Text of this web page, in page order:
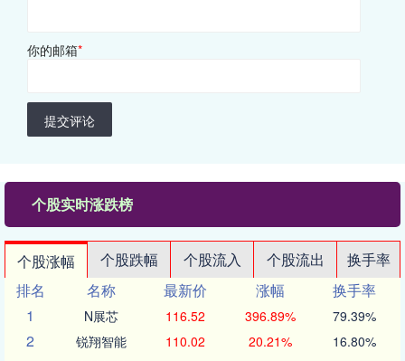
你的邮箱*
提交评论
个股实时涨跌榜
个股涨幅 个股跌幅 个股流入 个股流出
换手率
排名
名称 最新价 涨幅
换手率
1
N展芯 116.52 396.89% 79.39%
2 锐翔智能 110.02 20.21% 16.80%